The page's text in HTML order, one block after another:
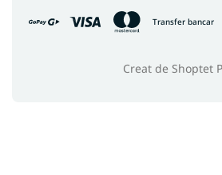
Transfer bancar
Creat de Shoptet